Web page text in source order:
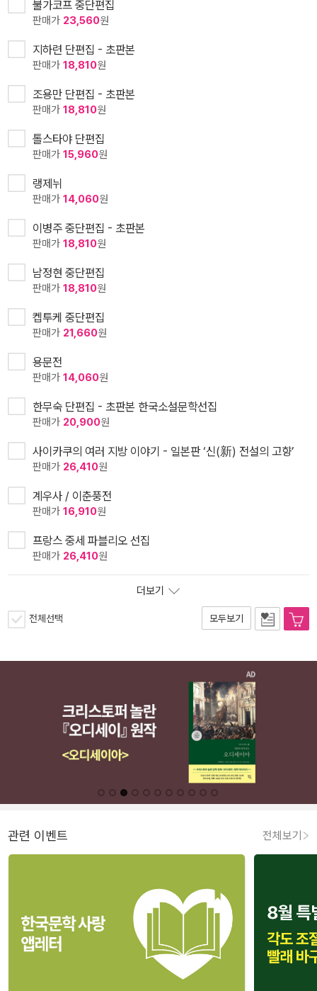
불가코프 중단편집
판매가 23,560원
지하련 단편집 - 초판본
판매가 18,810원
조용만 단편집 - 초판본
판매가 18,810원
톨스타야 단편집
판매가 15,960원
랭제뉘
판매가 14,060원
이병주 중단편집 - 초판본
판매가 18,810원
남정현 중단편집
판매가 18,810원
켑투케 중단편집
판매가 21,660원
용문전
판매가 14,060원
한무숙 단편집 - 초판본 한국소설문학선집
판매가 20,900원
사이카쿠의 여러 지방 이야기 - 일본판 ‘신(新) 전설의 고향’
판매가 26,410원
계우사 / 이춘풍전
판매가 16,910원
프랑스 중세 파블리오 선집
판매가 26,410원
더보기
전체선택 모두보기
관련 이벤트 전체보기